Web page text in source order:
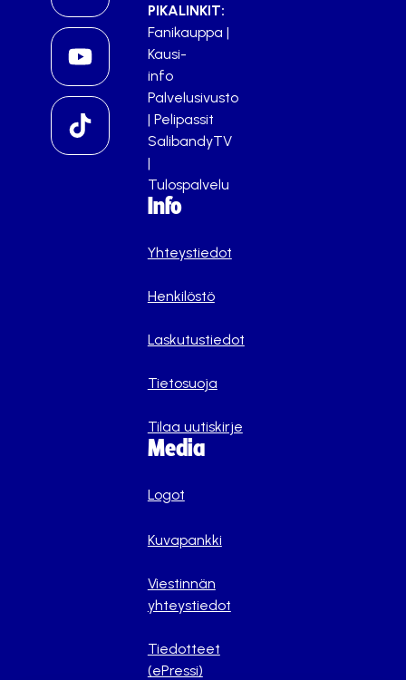
PIKALINKIT:
Fanikauppa |
Kausi-
info
Palvelusivusto
| Pelipassit
SalibandyTV
|
Tulospalvelu
Info
Yhteystiedot
Henkilöstö
Laskutustiedot
Tietosuoja
Tilaa uutiskirje
Media
Logot
Kuvapankki
Viestinnän
yhteystiedot
Tiedotteet
(ePressi)